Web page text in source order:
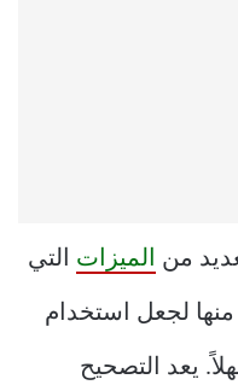
من الميزات التي
لجعل استخدام
يعد التصحيح